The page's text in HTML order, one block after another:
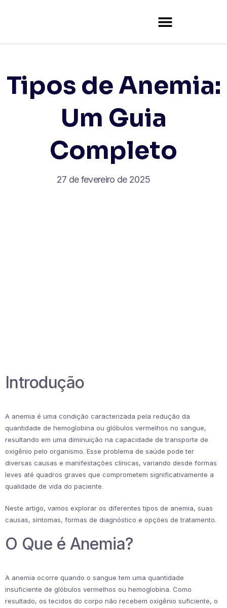
Tipos de Anemia:
Um Guia
Completo
27 de fevereiro de 2025
Introdução
A anemia é uma condição caracterizada pela redução da
quantidade de hemoglobina ou glóbulos vermelhos no sangue,
resultando em uma diminuição na capacidade de transporte de
oxigênio pelo organismo. Esse problema de saúde pode ter
diversas causas e manifestações clínicas, variando desde formas
leves até quadros graves que comprometem significativamente a
qualidade de vida do paciente.
Neste artigo, vamos explorar os diferentes tipos de anemia, suas
causas, sintomas, formas de diagnóstico e opções de tratamento.
O Que é Anemia?
A anemia ocorre quando o sangue tem uma quantidade
insuficiente de glóbulos vermelhos ou hemoglobina. Como
resultado, os tecidos do corpo não recebem oxigênio suficiente, o